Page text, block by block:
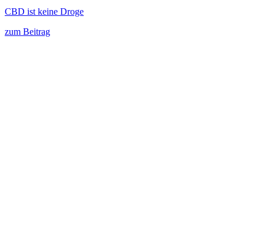
CBD ist keine Droge
zum Beitrag